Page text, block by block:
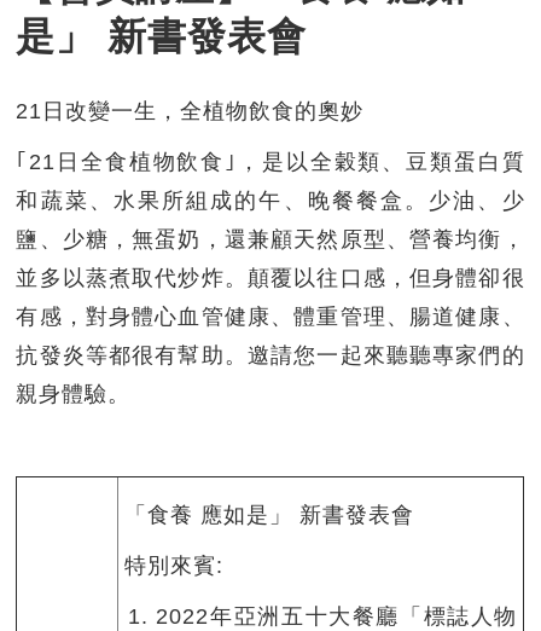
是」 新書發表會
21日改變一生，全植物飲食的奧妙
｢21日全食植物飲食｣，是以全穀類、豆類蛋白質
和蔬菜、水果所組成的午、晚餐餐盒。少油、少
鹽、少糖，無蛋奶，還兼顧天然原型、營養均衡，
並多以蒸煮取代炒炸。顛覆以往口感，但身體卻很
有感，對身體心血管健康、體重管理、腸道健康、
抗發炎等都很有幫助。邀請您一起來聽聽專家們的
親身體驗。
「食養 應如是」 新書發表會
特別來賓:
2022年亞洲五十大餐廳「標誌人物